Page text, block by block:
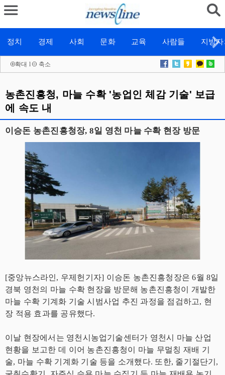
정치 경제 사회 문화 교육 사람들 지방
확대 l 축소
농촌진흥청, 마늘 수확 '농업인 체감 기술' 보급
에 속도 내
이승돈 농촌진흥청장, 8일 영천 마늘 수확 현장 방문
[중앙뉴스라인, 우제헌기자] 이승돈 농촌진흥청장은 6월 8일
경북 영천의 마늘 수확 현장을 방문해 농촌진흥청이 개발한
마늘 수확 기계화 기술 시범사업 추진 과정을 점검하고, 현
장 적용 효과를 공유했다.
이날 현장에서는 영천시농업기술센터가 영천시 마늘 산업
현황을 보고한 데 이어 농촌진흥청이 마늘 무멀칭 재배 기
술, 마늘 수확 기계화 기술 등을 소개했다. 또한, 줄기절단기,